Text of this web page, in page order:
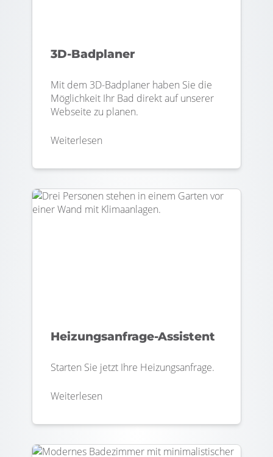
3D-Badplaner
Mit dem 3D-Badplaner haben Sie die
Möglichkeit Ihr Bad direkt auf unserer
Webseite zu planen.
Weiterlesen
Heizungsanfrage-Assistent
Starten Sie jetzt Ihre Heizungsanfrage.
Weiterlesen